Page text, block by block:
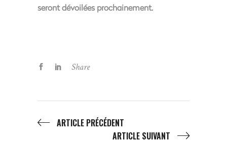
seront dévoilées prochainement.
Share
ARTICLE PRÉCÉDENT
ARTICLE SUIVANT